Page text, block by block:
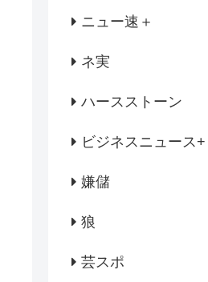
ニュー速＋
ネ実
ハースストーン
ビジネスニュース+
嫌儲
狼
芸スポ